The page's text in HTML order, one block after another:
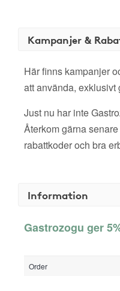
Kampanjer &
Här finns kampanjer
att använda, exklusivt
Just nu har inte
Återkom gärna
rabattkoder och bra
Information
Gastrozogu ger
Order